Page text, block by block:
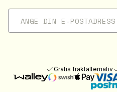
Gratis fraktalternativ